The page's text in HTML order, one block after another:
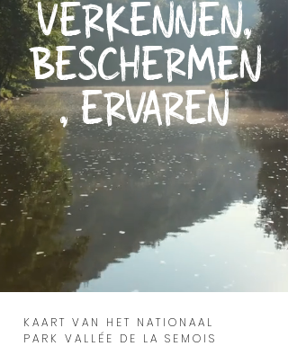
VERKENNEN,
BESCHERMEN
, ERVAREN
KAART VAN HET NATIONAAL
PARK VALLÉE DE LA SEMOIS